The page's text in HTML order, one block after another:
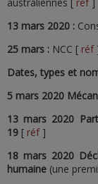
13 mars 2020 :
25 mars : NCC [ réf
Dates, types et
5 mars 2020
13 mars 2020
19 [ réf]
18 mars 2020
humaine (une